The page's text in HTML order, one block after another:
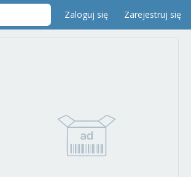
Zaloguj się Zarejestruj się